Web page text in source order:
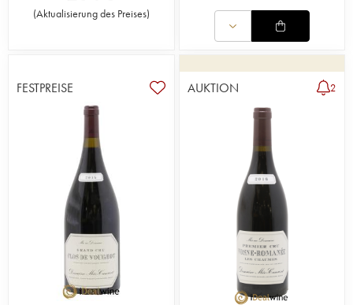
Dabei wird das Gravitationsprinzip angewendet,
es findet keine Filtration statt und geschönt werden
die Weine nur in Ausnahmefällen. Somit
unterliegen sie keinem traumatischen Einfluss, der
sie beeinträchtigen könnte. Das Weingut mit dem
Namen Recrue des Sens ist eines der größten im
Burgund.
(Aktualisierung des Preises)
FESTPREISE AUKTION 2